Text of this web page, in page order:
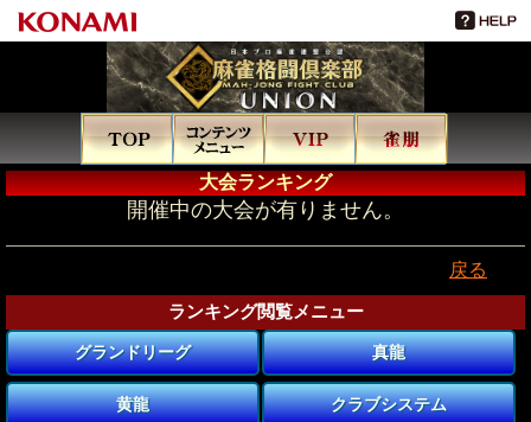
大会ランキング
開催中の大会が有りません。
戻る
ランキング閲覧メニュー
グランドリーグ 真龍
黄龍 クラブシステム